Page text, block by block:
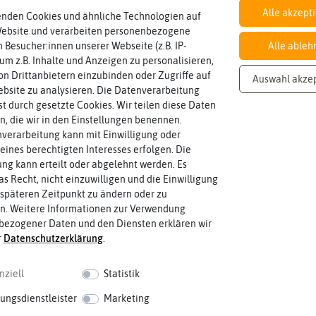
Igel, Heimtiere und Teichfische. Ergänzt wird das Angebot von
Cookies und ähnliche Technologien auf
und verarbeiten personenbezogene
Besucher:innen unserer Webseite (z.B. IP-
z.B. Inhalte und Anzeigen zu personalisieren,
Drittanbietern einzubinden oder Zugriffe auf
zu analysieren. Die Datenverarbeitung
durch gesetzte Cookies. Wir teilen diese Daten
die wir in den Einstellungen benennen.
kann mit Einwilligung oder
berechtigten Interesses erfolgen. Die
kann erteilt oder abgelehnt werden. Es
Recht, nicht einzuwilligen und die Einwilligung
Zeitpunkt zu ändern oder zu
Weitere Informationen zur Verwendung
Daten und den Diensten erklären wir
Daten­schutz­erklärung
Statistik
Marketing
Alle
Alle
Auswahl
Knoblauch & Zwiebeln